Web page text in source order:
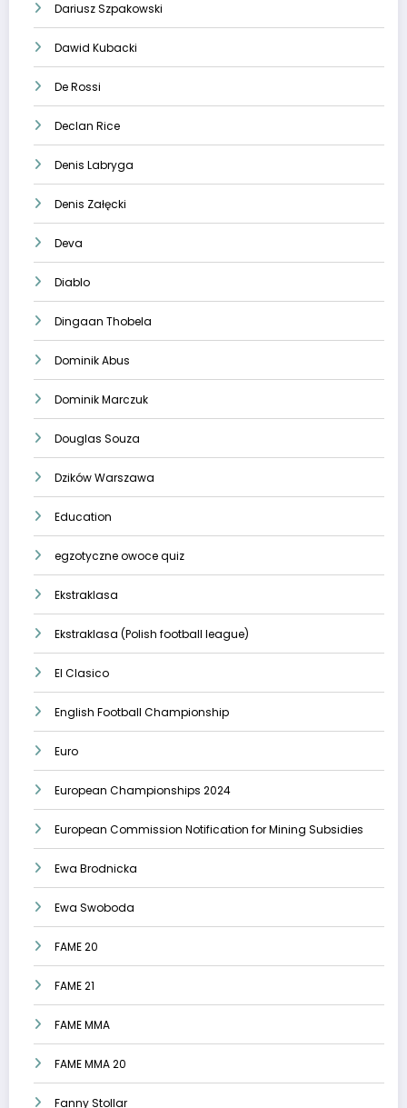
Dariusz Szpakowski
Dawid Kubacki
De Rossi
Declan Rice
Denis Labryga
Denis Załęcki
Deva
Diablo
Dingaan Thobela
Dominik Abus
Dominik Marczuk
Douglas Souza
Dzików Warszawa
Education
egzotyczne owoce quiz
Ekstraklasa
Ekstraklasa (Polish football league)
El Clasico
English Football Championship
Euro
European Championships 2024
European Commission Notification for Mining Subsidies
Ewa Brodnicka
Ewa Swoboda
FAME 20
FAME 21
FAME MMA
FAME MMA 20
Fanny Stollar